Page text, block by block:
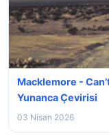
Macklemore -
Yunanca Çevirisi
03 Nisan 2026